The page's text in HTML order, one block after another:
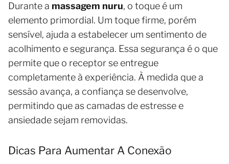
Durante a massagem nuru, o toque é um
elemento primordial. Um toque firme, porém
sensível, ajuda a estabelecer um sentimento de
acolhimento e segurança. Essa segurança é o que
permite que o receptor se entregue
completamente à experiência. À medida que a
sessão avança, a confiança se desenvolve,
permitindo que as camadas de estresse e
ansiedade sejam removidas.
Dicas Para Aumentar A Conexão